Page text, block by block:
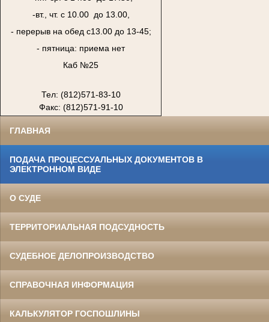
-вт., чт. с 10.00 до 13.00,
- перерыв на обед с13.00 до 13-45;
- пятница: приема нет
Каб №25
Тел: (812)571-83-10
Факс: (812)571-91-10
ГЛАВНАЯ
ПОДАЧА ПРОЦЕССУАЛЬНЫХ ДОКУМЕНТОВ В
ЭЛЕКТРОННОМ ВИДЕ
О СУДЕ
ТЕРРИТОРИАЛЬНАЯ ПОДСУДНОСТЬ
СУДЕБНОЕ ДЕЛОПРОИЗВОДСТВО
СПРАВОЧНАЯ ИНФОРМАЦИЯ
КАЛЬКУЛЯТОР ГОСПОШЛИНЫ